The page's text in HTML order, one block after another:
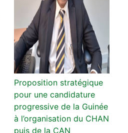
Proposition stratégique
pour une candidature
progressive de la Guinée
à l’organisation du CHAN
puis de la CAN